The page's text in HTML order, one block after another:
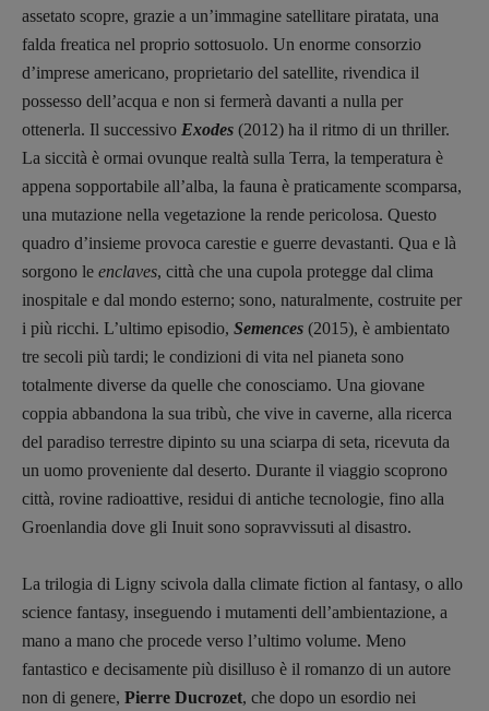
assetato scopre, grazie a un’immagine satellitare piratata, una
falda freatica nel proprio sottosuolo. Un enorme consorzio
d’imprese americano, proprietario del satellite, rivendica il
possesso dell’acqua e non si fermerà davanti a nulla per
ottenerla. Il successivo Exodes (2012) ha il ritmo di un thriller.
La siccità è ormai ovunque realtà sulla Terra, la temperatura è
appena sopportabile all’alba, la fauna è praticamente scomparsa,
una mutazione nella vegetazione la rende pericolosa. Questo
quadro d’insieme provoca carestie e guerre devastanti. Qua e là
sorgono le enclaves, città che una cupola protegge dal clima
inospitale e dal mondo esterno; sono, naturalmente, costruite per
i più ricchi. L’ultimo episodio, Semences (2015), è ambientato
tre secoli più tardi; le condizioni di vita nel pianeta sono
totalmente diverse da quelle che conosciamo. Una giovane
coppia abbandona la sua tribù, che vive in caverne, alla ricerca
del paradiso terrestre dipinto su una sciarpa di seta, ricevuta da
un uomo proveniente dal deserto. Durante il viaggio scoprono
città, rovine radioattive, residui di antiche tecnologie, fino alla
Groenlandia dove gli Inuit sono sopravvissuti al disastro.
La trilogia di Ligny scivola dalla climate fiction al fantasy, o allo
science fantasy, inseguendo i mutamenti dell’ambientazione, a
mano a mano che procede verso l’ultimo volume. Meno
fantastico e decisamente più disilluso è il romanzo di un autore
non di genere, Pierre Ducrozet, che dopo un esordio nei